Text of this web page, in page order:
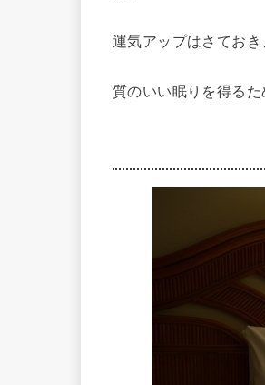
運気アップはさてお
質のいい眠りを得る